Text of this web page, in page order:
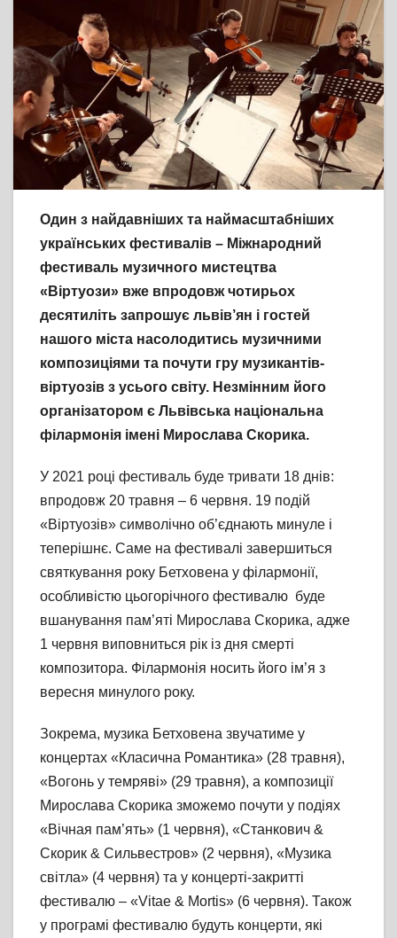
Один з найдавніших та наймасштабніших
українських фестивалів – Міжнародний
фестиваль музичного мистецтва
«Віртуози» вже впродовж чотирьох
десятиліть запрошує львів’ян і гостей
нашого міста насолодитись музичними
композиціями та почути гру музикантів-
віртуозів з усього світу. Незмінним його
організатором є Львівська національна
філармонія імені Мирослава Скорика.
У 2021 році фестиваль буде тривати 18 днів:
впродовж 20 травня – 6 червня. 19 подій
«Віртуозів» символічно об’єднають минуле і
теперішнє. Саме на фестивалі завершиться
святкування року Бетховена у філармонії,
особливістю цьогорічного фестивалю буде
вшанування пам’яті Мирослава Скорика, адже
1 червня виповниться рік із дня смерті
композитора. Філармонія носить його ім’я з
вересня минулого року.
Зокрема, музика Бетховена звучатиме у
концертах «Класична Романтика» (28 травня),
«Вогонь у темряві» (29 травня), а композиції
Мирослава Скорика зможемо почути у подіях
«Вічная пам’ять» (1 червня), «Станкович &
Скорик & Сильвестров» (2 червня), «Музика
світла» (4 червня) та у концерті-закритті
фестивалю – «Vitae & Mortis» (6 червня). Також
у програмі фестивалю будуть концерти, які